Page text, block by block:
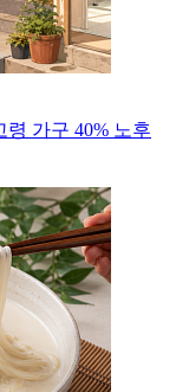
가구 40% 노후